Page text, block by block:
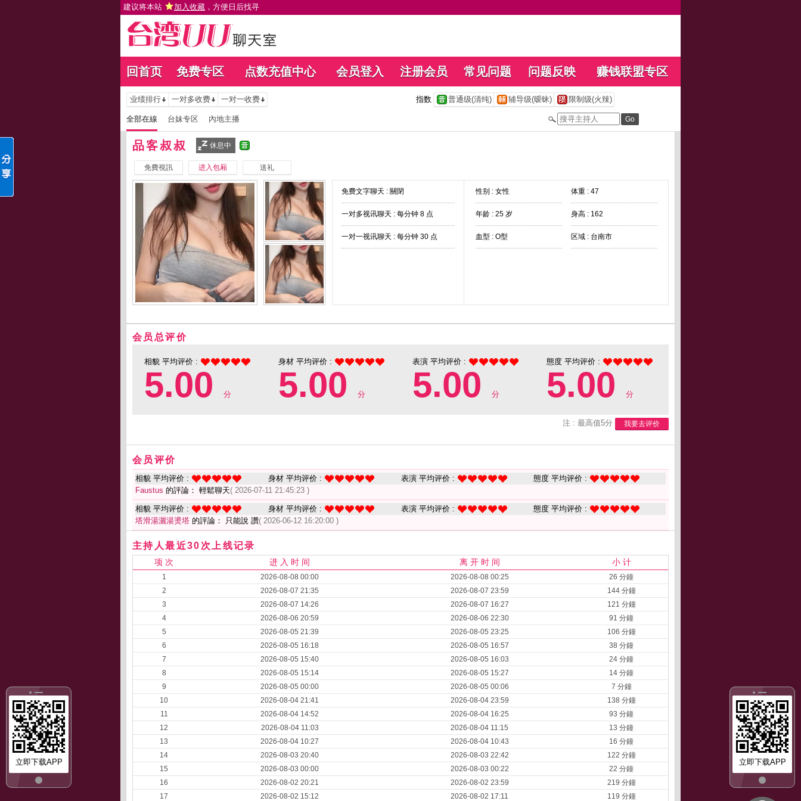
建议将本站 加入收藏 ，方便日后找寻
回首页 免费专区 点数充值中心 会员登入 注册会员 常见问题 问题反映 赚钱联盟专区
立即下载APP
立即下载APP
业绩排行 一对多收费 一对一收费 指数 普通级(清纯) 辅导级(暧昧) 限制级(火辣)
全部在線 台妹专区 內地主播
品客叔叔 休息中
免費視訊 进入包厢 送礼
免费文字聊天 : 關閉
一对多视讯聊天 : 每分钟 8 点
一对一视讯聊天 : 每分钟 30 点
性别 : 女性 体重 : 47
年龄 : 25 岁 身高 : 162
血型 : O型 区域 : 台南市
会员总评价
相貌 平均评价 :
5.00 分
身材 平均评价 :
5.00 分
表演 平均评价 :
5.00 分
態度 平均评价 :
5.00 分
注 : 最高值5分 我要去评价
会员评价
相貌 平均评价 : 身材 平均评价 : 表演 平均评价 :
態度 平均评价 :
Faustus 的評論： 輕鬆聊天( 2026-07-11 21:45:23 )
相貌 平均评价 : 身材 平均评价 : 表演 平均评价 :
態度 平均评价 :
塔滑湯灑湯燙塔 的評論： 只能說 讚( 2026-06-12 16:20:00 )
主持人最近30次上线记录
项 次 进 入 时 间 离 开 时 间 小 计
1 2026-08-08 00:00 2026-08-08 00:25
26 分鐘
2
2026-08-07 21:35 2026-08-07 23:59
144 分鐘
3
2026-08-07 14:26 2026-08-07 16:27
121 分鐘
4
2026-08-06 20:59 2026-08-06 22:30
91 分鐘
5
2026-08-05 21:39 2026-08-05 23:25
106 分鐘
6
2026-08-05 16:18 2026-08-05 16:57
38 分鐘
7
2026-08-05 15:40 2026-08-05 16:03
24 分鐘
8
2026-08-05 15:14 2026-08-05 15:27
14 分鐘
9
2026-08-05 00:00 2026-08-05 00:06
7 分鐘
10
2026-08-04 21:41 2026-08-04 23:59
138 分鐘
11
2026-08-04 14:52 2026-08-04 16:25
93 分鐘
12
2026-08-04 11:03 2026-08-04 11:15
13 分鐘
13
2026-08-04 10:27 2026-08-04 10:43
16 分鐘
14
2026-08-03 20:40 2026-08-03 22:42
122 分鐘
15
2026-08-03 00:00 2026-08-03 00:22
22 分鐘
16
2026-08-02 20:21 2026-08-02 23:59
219 分鐘
17
2026-08-02 15:12 2026-08-02 17:11 119 分鐘